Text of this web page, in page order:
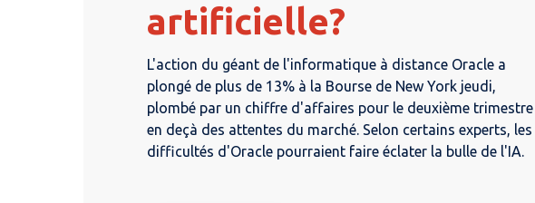
artificielle?
L'action du géant de l'informatique à distance Oracle a
plongé de plus de 13% à la Bourse de New York jeudi,
plombé par un chiffre d'affaires pour le deuxième trimestre
en deçà des attentes du marché. Selon certains experts, les
difficultés d'Oracle pourraient faire éclater la bulle de l'IA.